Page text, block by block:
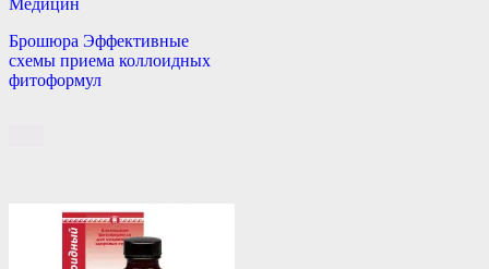
Медицин
Брошюра Эффективные
схемы приема коллоидных
фитоформул